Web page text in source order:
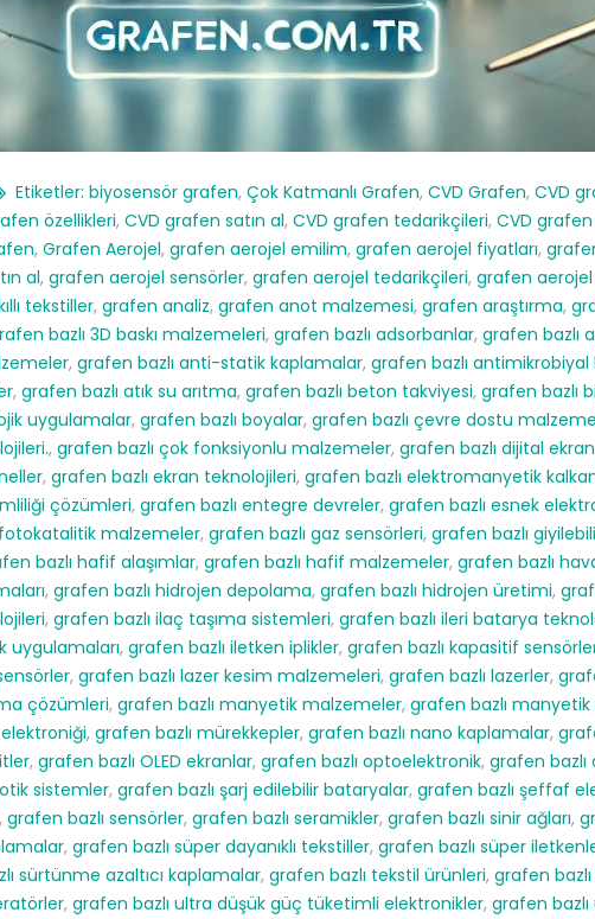
Etiketler: biyosensör grafen, Çok Katmanlı Grafen, CVD Grafen, CVD
özellikleri, CVD grafen satın al, CVD grafen tedarikçileri, CVD grafen
, Grafen Aerojel, grafen aerojel emilim, grafen aerojel fiyatları,
al, grafen aerojel sensörler, grafen aerojel tedarikçileri, grafen
tekstiller, grafen analiz, grafen anot malzemesi, grafen araştırma,
bazlı 3D baskı malzemeleri, grafen bazlı adsorbanlar, grafen bazlı
, grafen bazlı anti-statik kaplamalar, grafen bazlı
, grafen bazlı atık su arıtma, grafen bazlı beton takviyesi, grafen bazlı
uygulamalar, grafen bazlı boyalar, grafen bazlı çevre dostu
, grafen bazlı çok fonksiyonlu malzemeler, grafen bazlı dijital
, grafen bazlı ekran teknolojileri, grafen bazlı elektromanyetik
çözümleri, grafen bazlı entegre devreler, grafen bazlı esnek
malzemeler, grafen bazlı gaz sensörleri, grafen bazlı
bazlı hafif alaşımlar, grafen bazlı hafif malzemeler, grafen bazlı
, grafen bazlı hidrojen depolama, grafen bazlı hidrojen üretimi,
, grafen bazlı ilaç taşıma sistemleri, grafen bazlı ileri batarya
uygulamaları, grafen bazlı iletken iplikler, grafen bazlı kapasitif
, grafen bazlı lazer kesim malzemeleri, grafen bazlı lazerler,
çözümleri, grafen bazlı manyetik malzemeler, grafen bazlı
, grafen bazlı mürekkepler, grafen bazlı nano kaplamalar,
, grafen bazlı OLED ekranlar, grafen bazlı optoelektronik, grafen
sistemler, grafen bazlı şarj edilebilir bataryalar, grafen bazlı şeffaf
, grafen bazlı sensörler, grafen bazlı seramikler, grafen bazlı sinir ağları,
, grafen bazlı süper dayanıklı tekstiller, grafen bazlı süper
sürtünme azaltıcı kaplamalar, grafen bazlı tekstil ürünleri, grafen
, grafen bazlı ultra düşük güç tüketimli elektronikler, grafen